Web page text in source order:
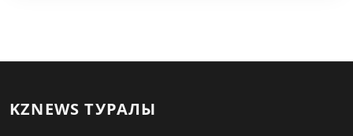
KZNEWS ТУРАЛЫ